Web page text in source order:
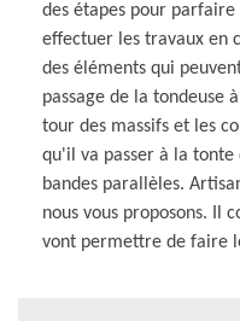
des étapes pour parfaire
effectuer les travaux en
des éléments qui
passage de la tondeuse
tour des massifs et les
qu'il va passer à la tonte
bandes parallèles.
nous vous proposons. Il
vont permettre de faire